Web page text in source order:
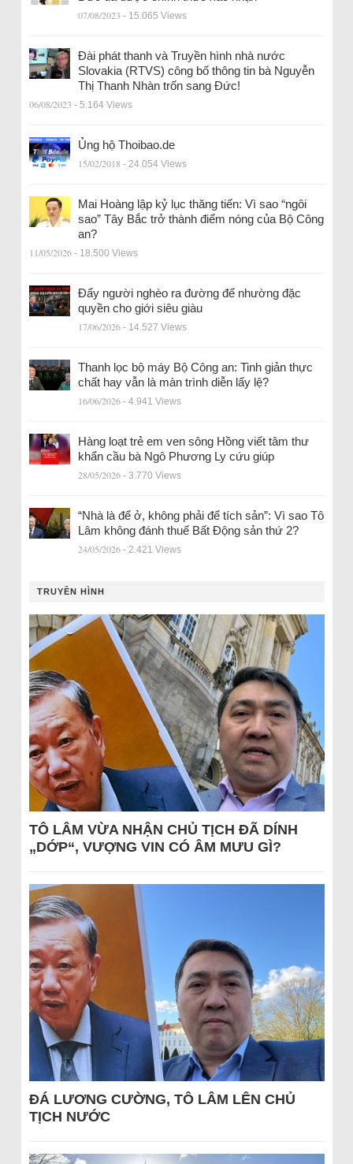
07/08/2023 - 15.065 Views
Đài phát thanh và Truyền hình nhà nước
Slovakia (RTVS) công bố thông tin bà Nguyễn
Thị Thanh Nhàn trốn sang Đức!
06/08/2023 - 5.164 Views
Ủng hộ Thoibao.de
15/02/2018 - 24.054 Views
Mai Hoàng lập kỷ lục thăng tiến: Vì sao “ngôi
sao” Tây Bắc trở thành điểm nóng của Bộ Công
an?
11/05/2026 - 18.500 Views
Đẩy người nghèo ra đường để nhường đặc
quyền cho giới siêu giàu
17/06/2026 - 14.527 Views
Thanh lọc bộ máy Bộ Công an: Tinh giản thực
chất hay vẫn là màn trình diễn lấy lệ?
16/06/2026 - 4.941 Views
Hàng loạt trẻ em ven sông Hồng viết tâm thư
khẩn cầu bà Ngô Phương Ly cứu giúp
28/05/2026 - 3.770 Views
“Nhà là để ở, không phải để tích sản”: Vì sao Tô
Lâm không đánh thuế Bất Động sản thứ 2?
24/05/2026 - 2.421 Views
TRUYỀN HÌNH
TÔ LÂM VỪA NHẬN CHỦ TỊCH ĐÃ DÍNH
„DỚP“, VƯỢNG VIN CÓ ÂM MƯU GÌ?
ĐÁ LƯƠNG CƯỜNG, TÔ LÂM LÊN CHỦ
TỊCH NƯỚC